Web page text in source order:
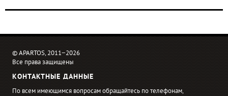
© APARTOS, 2011−2026
Все права защищены
КОНТАКТНЫЕ ДАННЫЕ
По всем имеющимся вопросам обращайтесь по телефонам,